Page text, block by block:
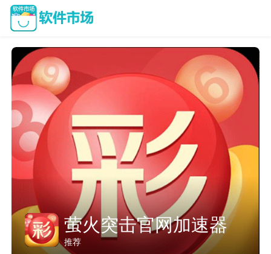
旋风加速度器
推荐